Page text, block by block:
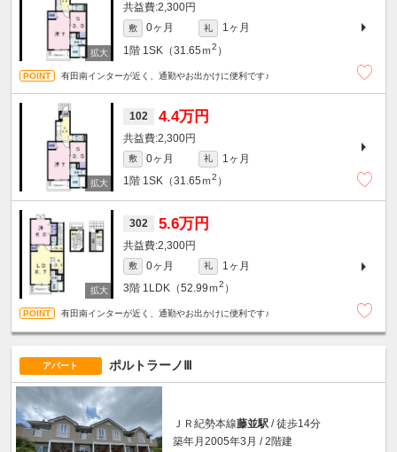
2,300円
敷 0ヶ月 礼
1ヶ月
1階 1SK（31.65ｍ2 ）
有田南インターが近く、通勤やお出かけに便利です♪
102 4.4万円
2,300円
敷 0ヶ月 礼
1ヶ月
1階 1SK（31.65ｍ2 ）
302 5.6万円
2,300円
敷 0ヶ月 礼
1ヶ月
3階 1LDK（52.99ｍ2 ）
有田南インターが近く、通勤やお出かけに便利です♪
アパート ポルトラーノⅢ
ＪＲ紀勢本線藤並駅 / 徒歩14分
築年月2005年3月 / 2階建